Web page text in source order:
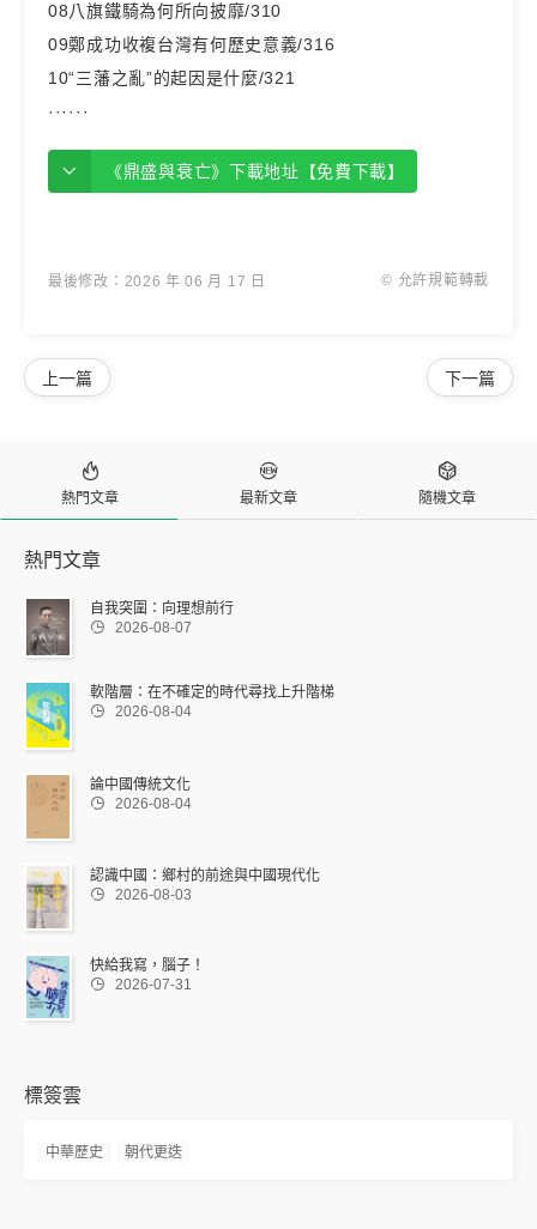
08八旗鐵騎為何所向披靡/310
09鄭成功收複台灣有何歷史意義/316
10“三藩之亂”的起因是什麼/321
······
《鼎盛與衰亡》下載地址【免費下載】
最後修改：2026 年 06 月 17 日 © 允許規範轉載
下一篇
上一篇

熱門文章

最新文章

隨機文章
熱門文章
自我突圍：向理想前行
 2026-08-07
軟階層：在不確定的時代尋找上升階梯
 2026-08-04
論中國傳統文化
 2026-08-04
認識中國：鄉村的前途與中國現代化
 2026-08-03
快給我寫，腦子！
 2026-07-31
標簽雲
中華歷史 朝代更迭